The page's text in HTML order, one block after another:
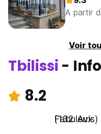
A partir
Voir
Tbilissi -
8.2
Fabuleux
(132 Avis)